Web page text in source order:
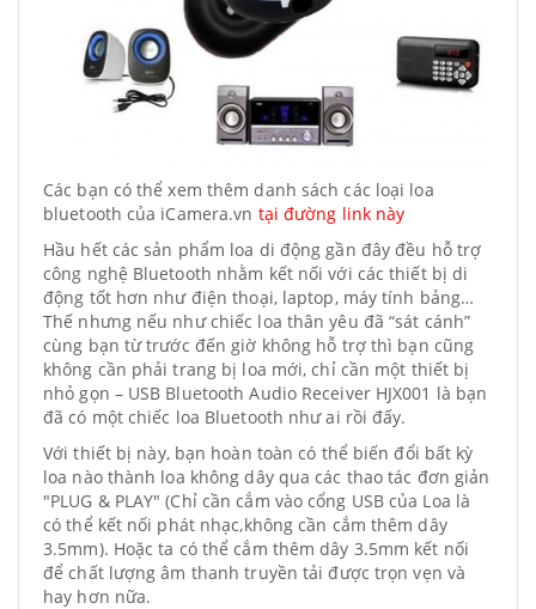
Các bạn có thể xem thêm danh sách các loại loa
bluetooth của iCamera.vn tại đường link này
Hầu hết các sản phẩm loa di động gần đây đều hỗ trợ
công nghệ Bluetooth nhằm kết nối với các thiết bị di
động tốt hơn như điện thoại, laptop, máy tính bảng…
Thế nhưng nếu như chiếc loa thân yêu đã “sát cánh”
cùng bạn từ trước đến giờ không hỗ trợ thì bạn cũng
không cần phải trang bị loa mới, chỉ cần một thiết bị
nhỏ gọn – USB Bluetooth Audio Receiver HJX001 là bạn
đã có một chiếc loa Bluetooth như ai rồi đấy.
Với thiết bị này, bạn hoàn toàn có thể biến đổi bất kỳ
loa nào thành loa không dây qua các thao tác đơn giản
"PLUG & PLAY" (Chỉ cần cắm vào cổng USB của Loa là
có thể kết nối phát nhạc,không cần cắm thêm dây
3.5mm). Hoặc ta có thể cắm thêm dây 3.5mm kết nối
để chất lượng âm thanh truyền tải được trọn vẹn và
hay hơn nữa.